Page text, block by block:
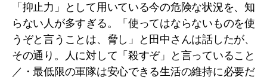
「抑止力」として用いている今の危険な状況を、知
らない人が多すぎる。「使ってはならないものを使
うぞと言うことは、脅し」と田中さんは話したが、
その通り。人に対して「殺すぞ」と言っていること
／・最低限の軍隊は安心できる生活の維持に必要だ